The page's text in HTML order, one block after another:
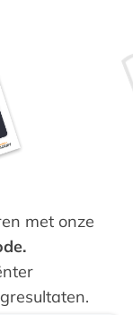
met onze